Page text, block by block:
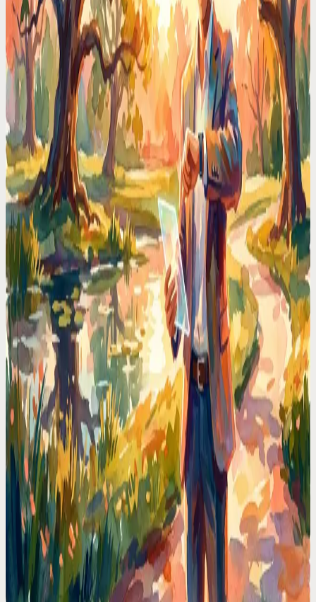
Codot: Din röststyrda AI-stabschef för att återta
fokus och bemästra ditt schema
Kämpar du med kognitiv överbelastning och förlorade idéer? Codot
är din dedikerade röststyrda AI-stabschef, noggrant utformad av en
grundare för upptagna yrkesverksamma. Hantera enkelt uppgifter,
schemalägg möten och fånga flyktiga tankar direkt med naturliga
språkkommandon via webben, iOS och Apple Watch. Återta ditt
fokus, öka produktiviteten och bemästra kaoset i ditt krävande
schema.
Codot för ADHD
Bemästra din dag: Hur en röststyrd AI-kalenderapp
förvandlar ADHD-produktivitet
Som grundare med ADHD byggde jag Codot för att bemästra det
dagliga kaoset. Upptäck hur vår röststyrda AI-kalenderapp
revolutionerar hanteringen av uppgifter och scheman, genom att
erbjuda friktionsfri infångning och expertstödd hjälp för ADHD-
hjärnan.
Codot för grundare
Codot: Återta din tid med röst-AI-schemaläggning
Codots röststyrda AI-kalender synkroniseras omedelbart över
widgets, Apple Watch och webben. Utformad för upptagna chefer
och personer med ADHD, hjälper den dig att övervinna
kalenderkaos och öka produktiviteten genom schemaläggning med
naturligt språk.
Kalenderjämförelser
Google Kalender är ett arkivskåp. Jag behövde en
stabschef
Google Kalender visar vad som händer härnäst. Den tänker inte åt
dig. Jag behövde en assistent som tar emot 'flytta min lunch till
torsdag' och faktiskt gör det.